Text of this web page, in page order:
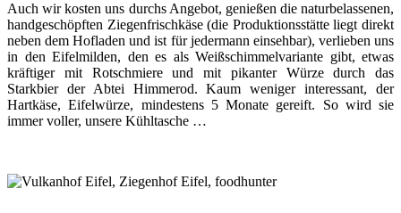
Auch wir kosten uns durchs Angebot, genießen die naturbelassenen,
handgeschöpften Ziegenfrischkäse (die Produktionsstätte liegt direkt
neben dem Hofladen und ist für jedermann einsehbar), verlieben uns
in den Eifelmilden, den es als Weißschimmelvariante gibt, etwas
kräftiger mit Rotschmiere und mit pikanter Würze durch das
Starkbier der Abtei Himmerod. Kaum weniger interessant, der
Hartkäse, Eifelwürze, mindestens 5 Monate gereift. So wird sie
immer voller, unsere Kühltasche …